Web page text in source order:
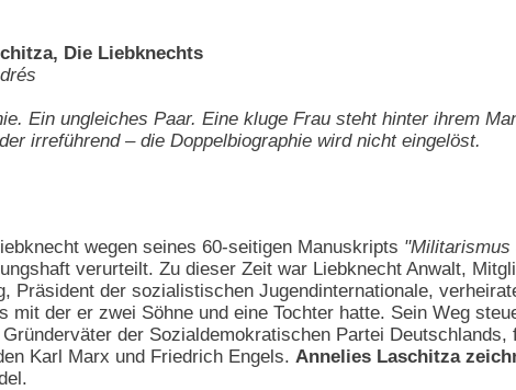
Die Liebknechts
Ein ungleiches Paar. Eine kluge Frau steht hinter ihrem
irreführend – die Doppelbiographie wird nicht eingelöst.
wegen seines 60-seitigen Manuskripts "Militarismus
verurteilt. Zu dieser Zeit war Liebknecht Anwalt,
Präsident der sozialistischen Jugendinternationale,
mit der er zwei Söhne und eine Tochter hatte. Sein Weg
der Sozialdemokratischen Partei
Karl Marx und Friedrich Engels. Annelies Laschitza